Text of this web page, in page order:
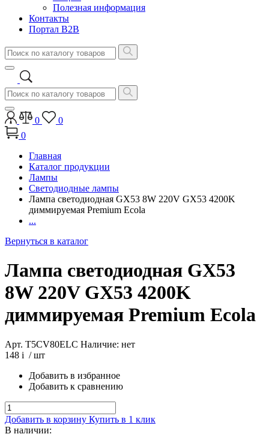
Полезная информация
Контакты
Портал B2B
0
0
0
Главная
Каталог продукции
Лампы
Светодиодные лампы
Лампа светодиодная GX53 8W 220V GX53 4200K
диммируемая Premium Ecola
...
Вернуться в каталог
Лампа светодиодная GX53
8W 220V GX53 4200K
диммируемая Premium Ecola
Арт. T5CV80ELC Наличие: нет
148 i / шт
Добавить в избранное
Добавить к сравнению
Добавить в корзину Купить в 1 клик
В наличии: